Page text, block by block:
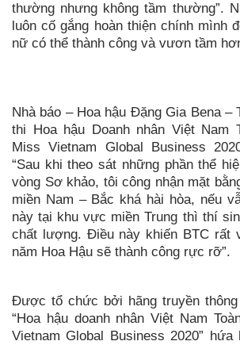
thường nhưng không tầm thường”.
luôn cố gắng hoàn thiện chính mình
nữ có thể thành công và vươn tầm
Nhà báo – Hoa hậu Đặng Gia Bena –
thi Hoa hậu Doanh nhân Việt Nam
Miss Vietnam Global Business
“Sau khi theo sát những phần thể
vòng Sơ khảo, tôi công nhận mặt
miền Nam – Bắc khá hài hòa, nếu
này tại khu vực miền Trung thì thí
chất lượng. Điều này khiến BTC rất
năm Hoa Hậu sẽ thành công rực rỡ”.
Được tổ chức bởi hãng truyền
“Hoa hậu doanh nhân Việt Nam
Vietnam Global Business 2020”